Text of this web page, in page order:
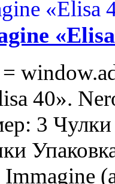
=
40».
3
Immagine